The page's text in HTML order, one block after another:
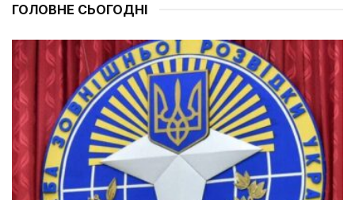
ГОЛОВНЕ СЬОГОДНІ